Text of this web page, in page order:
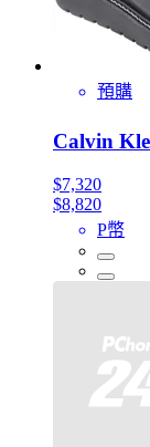
預購
Calvin
$7,320
$8,820
P幣